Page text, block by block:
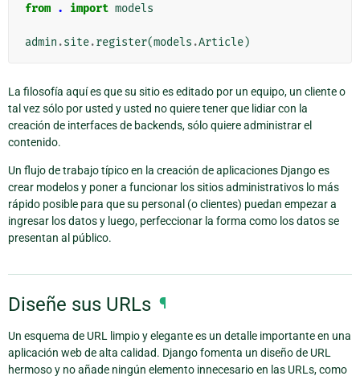
from . import models
admin .site.register(models .Article)
La filosofía aquí es que su sitio es editado por un equipo, un cliente o
tal vez sólo por usted y usted no quiere tener que lidiar con la
creación de interfaces de backends, sólo quiere administrar el
contenido.
Un flujo de trabajo típico en la creación de aplicaciones Django es
crear modelos y poner a funcionar los sitios administrativos lo más
rápido posible para que su personal (o clientes) puedan empezar a
ingresar los datos y luego, perfeccionar la forma como los datos se
presentan al público.
Diseñe sus URLs ¶
Un esquema de URL limpio y elegante es un detalle importante en una
aplicación web de alta calidad. Django fomenta un diseño de URL
hermoso y no añade ningún elemento innecesario en las URLs, como